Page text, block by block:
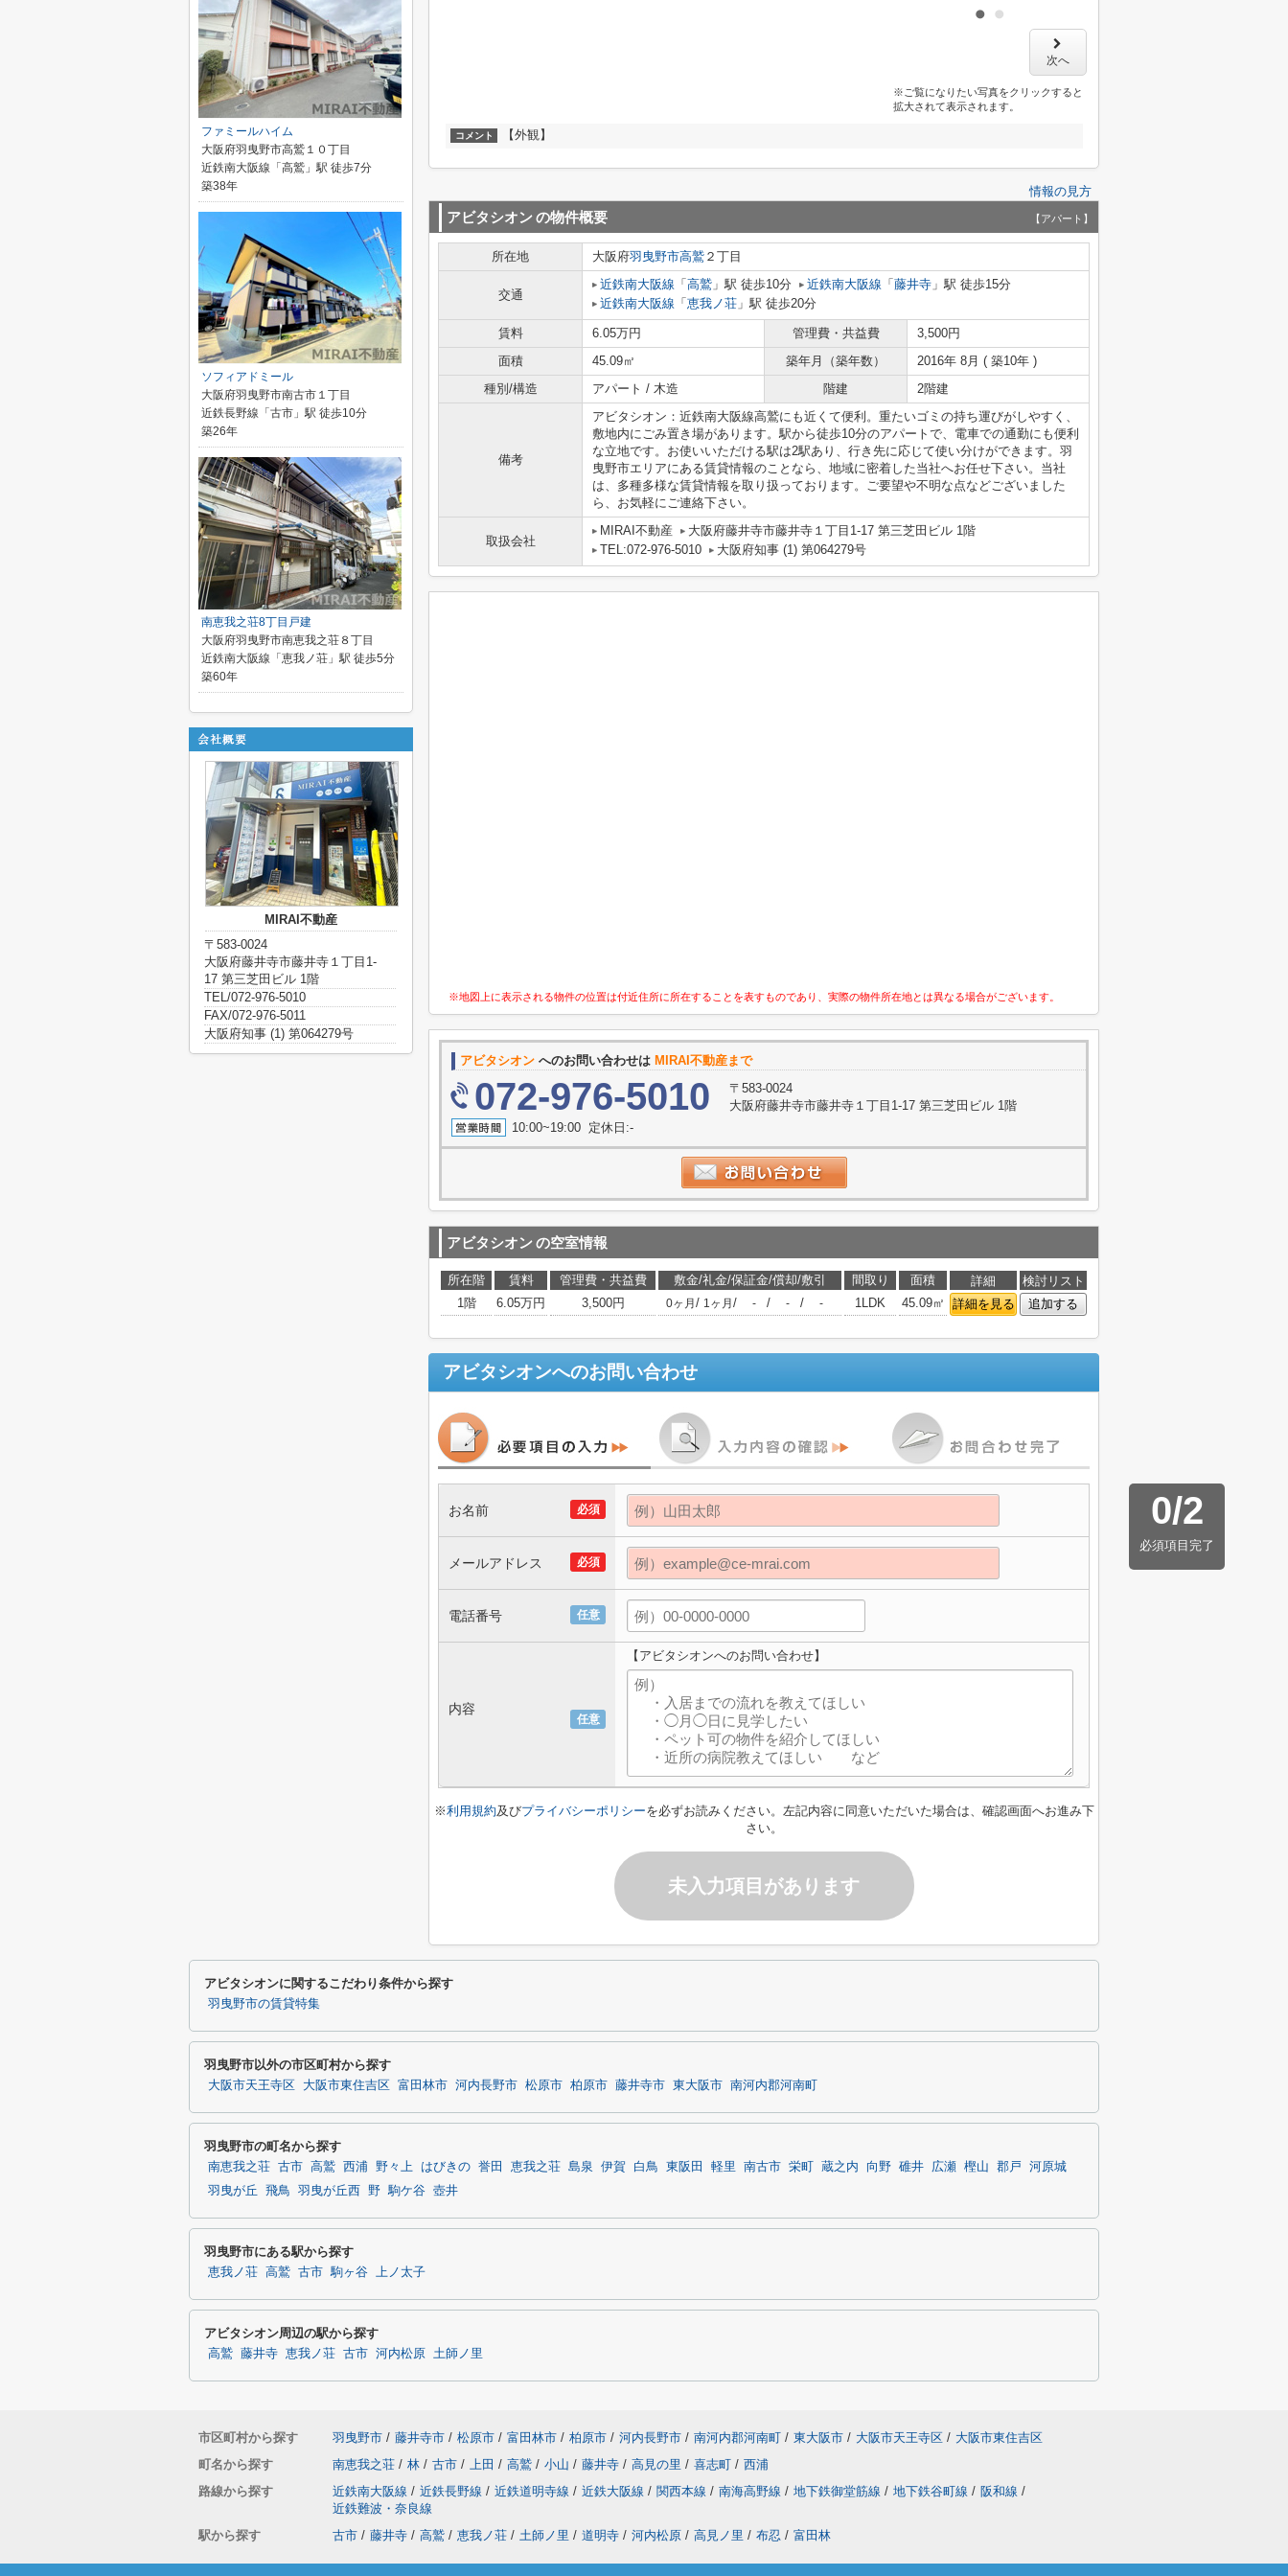
次へ
※ご覧になりたい写真をクリックすると
拡大されて表示されます。
コメント 【外観】
情報の見方
アビタシオンの物件概要 【アパート】
所在地 大阪府羽曳野市高鷲 ２丁目
交通
近鉄南大阪線 「 高鷲 」駅 徒歩10分 近鉄南大阪線 「 藤井寺 」駅 徒歩15分
近鉄南大阪線 「 恵我ノ荘 」駅 徒歩20分
賃料 6.05万円 管理費・共益費
3,500円
面積
45.09㎡ 築年月（築年数）
2016年 8月 ( 築10年 )
種別/構造
アパート / 木造 階建 2階建
備考
アビタシオン：近鉄南大阪線高鷲にも近くて便利。重たいゴミの持ち運びがしやすく、
敷地内にごみ置き場があります。駅から徒歩10分のアパートで、電車での通勤にも便利
な立地です。お使いいただける駅は2駅あり、行き先に応じて使い分けができます。羽
曳野市エリアにある賃貸情報のことなら、地域に密着した当社へお任せ下さい。当社
は、多種多様な賃貸情報を取り扱っております。ご要望や不明な点などございました
ら、お気軽にご連絡下さい。
取扱会社
MIRAI不動産
大阪府藤井寺市藤井寺１丁目1-17 第三芝田ビル 1階
TEL:072-976-5010
大阪府知事 (1) 第064279号
※地図上に表示される物件の位置は付近住所に所在することを表すものであり、実際の物件所在地とは異なる場合がございます。
アビタシオン へのお問い合わせは MIRAI不動産まで
072-976-5010
〒583-0024
大阪府藤井寺市藤井寺１丁目1-17 第三芝田ビル 1階
10:00~19:00 定休日:-
アビタシオンの空室情報
所在階 賃料 管理費・共益費 敷金/礼金/保証金/償却/敷引 間取り 面積 詳細
検討リスト
1階
6.05万円 3,500円 0ヶ月 / 1ヶ月 / - / - / - 1LDK 45.09㎡ 詳細を見る 追加する
アビタシオンへのお問い合わせ
0/2
必須項目完了
必須
お名前
必須
メールアドレス
任意
電話番号
任意
内容
【アビタシオンへのお問い合わせ】
※利用規約及びプライバシーポリシーを必ずお読みください。左記内容に同意いただいた場合は、確認画面へお進み下
さい。
未入力項目があります
ファミールハイム
大阪府羽曳野市高鷲１０丁目
近鉄南大阪線「高鷲」駅 徒歩7分
築38年
ソフィアドミール
大阪府羽曳野市南古市１丁目
近鉄長野線「古市」駅 徒歩10分
築26年
南恵我之荘8丁目戸建
大阪府羽曳野市南恵我之荘８丁目
近鉄南大阪線「恵我ノ荘」駅 徒歩5分
築60年
MIRAI不動産
〒583-0024
大阪府藤井寺市藤井寺１丁目1-
17 第三芝田ビル 1階
TEL/072-976-5010
FAX/072-976-5011
大阪府知事 (1) 第064279号
アビタシオンに関するこだわり条件から探す
羽曳野市の賃貸特集
羽曳野市以外の市区町村から探す
大阪市天王寺区 大阪市東住吉区 富田林市 河内長野市 松原市 柏原市 藤井寺市 東大阪市 南河内郡河南町
羽曳野市の町名から探す
南恵我之荘 古市 高鷲 西浦 野々上 はびきの 誉田 恵我之荘 島泉 伊賀 白鳥 東阪田 軽里 南古市 栄町 蔵之内 向野 碓井 広瀬 樫山 郡戸
河原城
羽曳が丘
飛鳥 羽曳が丘西 野 駒ケ谷 壺井
羽曳野市にある駅から探す
恵我ノ荘 高鷲 古市 駒ヶ谷 上ノ太子
アビタシオン周辺の駅から探す
高鷲 藤井寺 恵我ノ荘 古市 河内松原 土師ノ里
市区町村から探す 羽曳野市 / 藤井寺市 / 松原市 / 富田林市 / 柏原市 / 河内長野市 / 南河内郡河南町 / 東大阪市 / 大阪市天王寺区 / 大阪市東住吉区
町名から探す
南恵我之荘 / 林 / 古市 / 上田 / 高鷲 / 小山 / 藤井寺 / 高見の里 / 喜志町 / 西浦
路線から探す
近鉄南大阪線 / 近鉄長野線 / 近鉄道明寺線 / 近鉄大阪線 / 関西本線 / 南海高野線 / 地下鉄御堂筋線 / 地下鉄谷町線 / 阪和線 /
近鉄難波・奈良線
駅から探す
古市 / 藤井寺 / 高鷲 / 恵我ノ荘 / 土師ノ里 / 道明寺 / 河内松原 / 高見ノ里 / 布忍 / 富田林